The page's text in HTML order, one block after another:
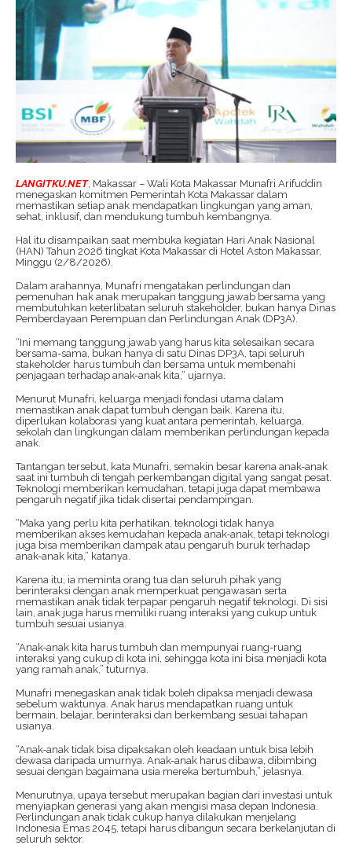
LANGITKU.NET, Makassar – Wali Kota Makassar Munafri Arifuddin
menegaskan komitmen Pemerintah Kota Makassar dalam
memastikan setiap anak mendapatkan lingkungan yang aman,
sehat, inklusif, dan mendukung tumbuh kembangnya.
Hal itu disampaikan saat membuka kegiatan Hari Anak Nasional
(HAN) Tahun 2026 tingkat Kota Makassar di Hotel Aston Makassar,
Minggu (2/8/2026).
Dalam arahannya, Munafri mengatakan perlindungan dan
pemenuhan hak anak merupakan tanggung jawab bersama yang
membutuhkan keterlibatan seluruh stakeholder, bukan hanya Dinas
Pemberdayaan Perempuan dan Perlindungan Anak (DP3A).
“Ini memang tanggung jawab yang harus kita selesaikan secara
bersama-sama, bukan hanya di satu Dinas DP3A, tapi seluruh
stakeholder harus tumbuh dan bersama untuk membenahi
penjagaan terhadap anak-anak kita,” ujarnya.
Menurut Munafri, keluarga menjadi fondasi utama dalam
memastikan anak dapat tumbuh dengan baik. Karena itu,
diperlukan kolaborasi yang kuat antara pemerintah, keluarga,
sekolah dan lingkungan dalam memberikan perlindungan kepada
anak.
Tantangan tersebut, kata Munafri, semakin besar karena anak-anak
saat ini tumbuh di tengah perkembangan digital yang sangat pesat.
Teknologi memberikan kemudahan, tetapi juga dapat membawa
pengaruh negatif jika tidak disertai pendampingan.
“Maka yang perlu kita perhatikan, teknologi tidak hanya
memberikan akses kemudahan kepada anak-anak, tetapi teknologi
juga bisa memberikan dampak atau pengaruh buruk terhadap
anak-anak kita,” katanya.
Karena itu, ia meminta orang tua dan seluruh pihak yang
berinteraksi dengan anak memperkuat pengawasan serta
memastikan anak tidak terpapar pengaruh negatif teknologi. Di sisi
lain, anak juga harus memiliki ruang interaksi yang cukup untuk
tumbuh sesuai usianya.
“Anak-anak kita harus tumbuh dan mempunyai ruang-ruang
interaksi yang cukup di kota ini, sehingga kota ini bisa menjadi kota
yang ramah anak,” tuturnya.
Munafri menegaskan anak tidak boleh dipaksa menjadi dewasa
sebelum waktunya. Anak harus mendapatkan ruang untuk
bermain, belajar, berinteraksi dan berkembang sesuai tahapan
usianya.
“Anak-anak tidak bisa dipaksakan oleh keadaan untuk bisa lebih
dewasa daripada umurnya. Anak-anak harus dibawa, dibimbing
sesuai dengan bagaimana usia mereka bertumbuh,” jelasnya.
Menurutnya, upaya tersebut merupakan bagian dari investasi untuk
menyiapkan generasi yang akan mengisi masa depan Indonesia.
Perlindungan anak tidak cukup hanya dilakukan menjelang
Indonesia Emas 2045, tetapi harus dibangun secara berkelanjutan di
seluruh sektor.